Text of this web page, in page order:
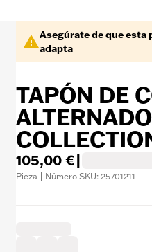
Asegúrate de que esta
adapta
TAPÓN DE
105,00 €
Pieza | Número SKU: 25701211